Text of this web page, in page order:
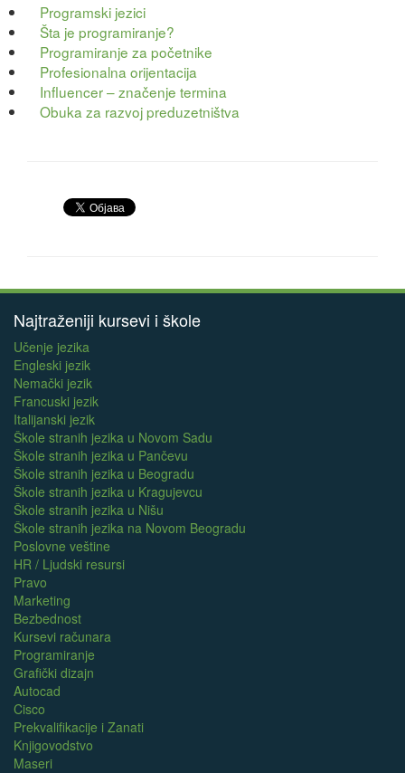
Programski jezici
Šta je programiranje?
Programiranje za početnike
Profesionalna orijentacija
Influencer – značenje termina
Obuka za razvoj preduzetništva
Najtraženiji kursevi i škole
Učenje jezika
Engleski jezik
Nemački jezik
Francuski jezik
Italijanski jezik
Škole stranih jezika u Novom Sadu
Škole stranih jezika u Pančevu
Škole stranih jezika u Beogradu
Škole stranih jezika u Kragujevcu
Škole stranih jezika u Nišu
Škole stranih jezika na Novom Beogradu
Poslovne veštine
HR / Ljudski resursi
Pravo
Marketing
Bezbednost
Kursevi računara
Programiranje
Grafički dizajn
Autocad
Cisco
Prekvalifikacije i Zanati
Knjigovodstvo
Maseri